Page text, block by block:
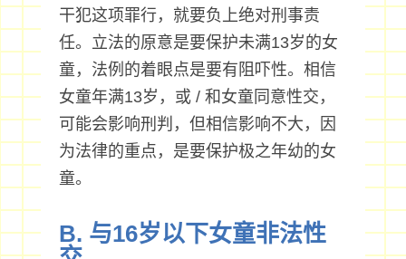
干犯这项罪行，就要负上绝对刑事责
任。立法的原意是要保护未满13岁的女
童，法例的着眼点是要有阻吓性。相信
女童年满13岁，或 / 和女童同意性交，
可能会影响刑判，但相信影响不大，因
为法律的重点，是要保护极之年幼的女
童。
B. 与16岁以下女童非法性